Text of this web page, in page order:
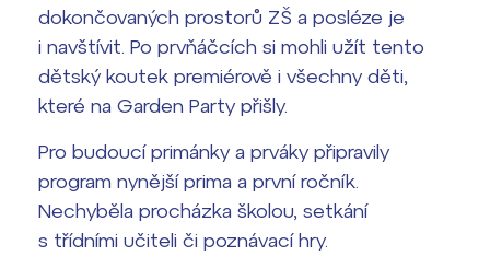
dokončovaných prostorů ZŠ a posléze je
i navštívit. Po prvňáčcích si mohli užít tento
dětský koutek premiérově i všechny děti,
které na Garden Party přišly.
Pro budoucí primánky a prváky připravily
program nynější prima a první ročník.
Nechyběla procházka školou, setkání
s třídními učiteli či poznávací hry.